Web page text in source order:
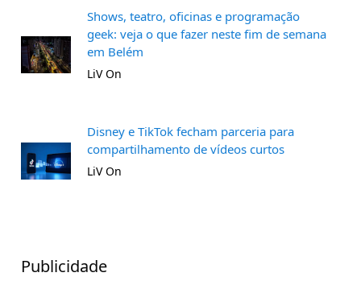
Shows, teatro, oficinas e programação
geek: veja o que fazer neste fim de semana
em Belém
LiV On
Disney e TikTok fecham parceria para
compartilhamento de vídeos curtos
LiV On
Publicidade